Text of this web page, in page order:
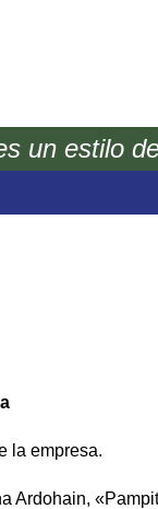
un estilo
la empresa.
Ardohain,